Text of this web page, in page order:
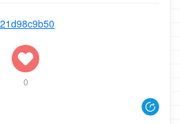
0